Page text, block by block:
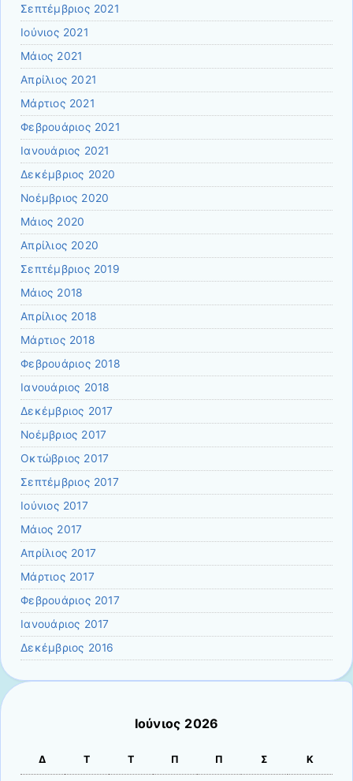
Σεπτέμβριος 2021
Ιούνιος 2021
Μάιος 2021
Απρίλιος 2021
Μάρτιος 2021
Φεβρουάριος 2021
Ιανουάριος 2021
Δεκέμβριος 2020
Νοέμβριος 2020
Μάιος 2020
Απρίλιος 2020
Σεπτέμβριος 2019
Μάιος 2018
Απρίλιος 2018
Μάρτιος 2018
Φεβρουάριος 2018
Ιανουάριος 2018
Δεκέμβριος 2017
Νοέμβριος 2017
Οκτώβριος 2017
Σεπτέμβριος 2017
Ιούνιος 2017
Μάιος 2017
Απρίλιος 2017
Μάρτιος 2017
Φεβρουάριος 2017
Ιανουάριος 2017
Δεκέμβριος 2016
Ιούνιος 2026
Δ Τ Τ Π Π Σ Κ